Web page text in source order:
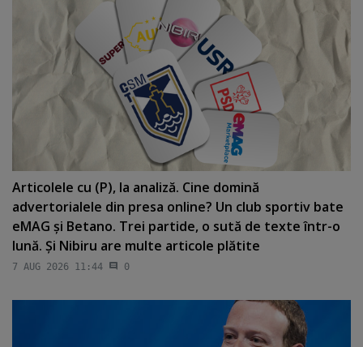
Articolele cu (P), la analiză. Cine domină
advertorialele din presa online? Un club sportiv bate
eMAG şi Betano. Trei partide, o sută de texte într-o
lună. Şi Nibiru are multe articole plătite
7 AUG 2026 11:44 0